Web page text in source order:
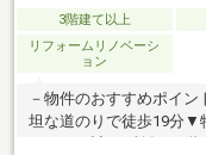
3階建て以上
リフォームリノベーシ
ョン
－物件のおすすめポイ
坦な道のりで徒歩19分▼
ルコニー計3ヶ所有・2